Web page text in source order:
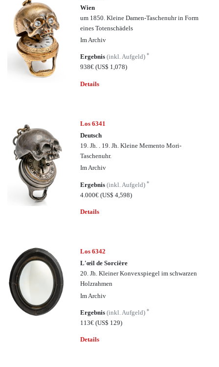
Wien
um 1850. Kleine Damen-Taschenuhr in Form
eines Totenschädels
Im Archiv
Ergebnis(inkl. Aufgeld)*
938€(US$ 1,078)
Details
Los 6341
Deutsch
19. Jh. . 19. Jh. Kleine Memento Mori-
Taschenuhr.
Im Archiv
Ergebnis(inkl. Aufgeld)*
4.000€(US$ 4,598)
Details
Los 6342
L'œil de Sorcière
20. Jh. Kleiner Konvexspiegel im schwarzen
Holzrahmen
Im Archiv
Ergebnis(inkl. Aufgeld)*
113€(US$ 129)
Details